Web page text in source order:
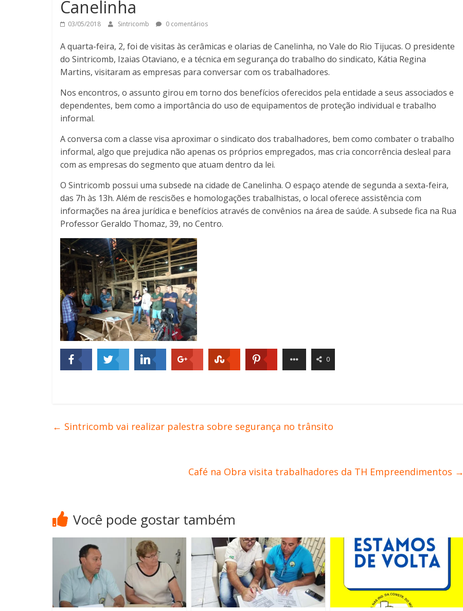
Canelinha
03/05/2018 Sintricomb 0 comentários
A quarta-feira, 2, foi de visitas às cerâmicas e olarias de Canelinha, no Vale do Rio Tijucas. O presidente
do Sintricomb, Izaias Otaviano, e a técnica em segurança do trabalho do sindicato, Kátia Regina
Martins, visitaram as empresas para conversar com os trabalhadores.
Nos encontros, o assunto girou em torno dos benefícios oferecidos pela entidade a seus associados e
dependentes, bem como a importância do uso de equipamentos de proteção individual e trabalho
informal.
A conversa com a classe visa aproximar o sindicato dos trabalhadores, bem como combater o trabalho
informal, algo que prejudica não apenas os próprios empregados, mas cria concorrência desleal para
com as empresas do segmento que atuam dentro da lei.
O Sintricomb possui uma subsede na cidade de Canelinha. O espaço atende de segunda a sexta-feira,
das 7h às 13h. Além de rescisões e homologações trabalhistas, o local oferece assistência com
informações na área jurídica e benefícios através de convênios na área de saúde. A subsede fica na Rua
Professor Geraldo Thomaz, 39, no Centro.
0
← Sintricomb vai realizar palestra sobre segurança no trânsito
Café na Obra visita trabalhadores da TH Empreendimentos →
Você pode gostar também